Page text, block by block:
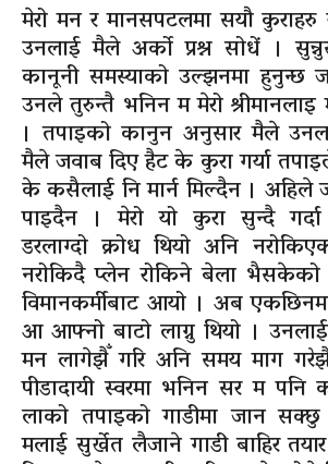
मेरो मन र मानसपटलमा सयौ
उनलाई मैले अर्को प्रश्न सोधें ।
कानूनी समस्याको उल्झनमा हुनुन्छ
उनले तुरुन्तै भनिन म मेरो श्रीमानलाइ
। तपाइको कानुन अनुसार मैले
मैले जवाब दिए हैट के कुरा गर्या
के कसैलाई नि मार्न मिल्दैन । अहिले
पाइदैन । मेरो यो कुरा सुन्दै
डरलाग्दो क्रोध थियो अनि
नरोकिदै प्लेन रोकिने बेला भैसकेको
विमानकर्मीबाट आयो । अब
आ आफ्नो बाटो लाग्नु थियो ।
मन लागेझैँ गरि अनि समय माग
पीडादायी स्वरमा भनिन सर म पनि
लाको तपाइको गाडीमा जान
मलाई सुर्खेत लैजाने गाडी बाहिर